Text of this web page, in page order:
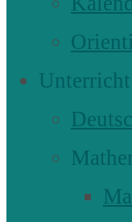
Unterricht